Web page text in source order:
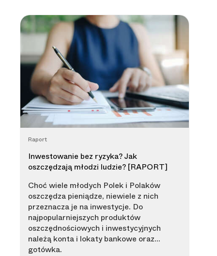
Raport
Inwestowanie bez ryzyka? Jak
oszczędzają młodzi ludzie? [RAPORT]
Choć wiele młodych Polek i Polaków
oszczędza pieniądze, niewiele z nich
przeznacza je na inwestycje. Do
najpopularniejszych produktów
oszczędnościowych i inwestycyjnych
należą konta i lokaty bankowe oraz…
gotówka.